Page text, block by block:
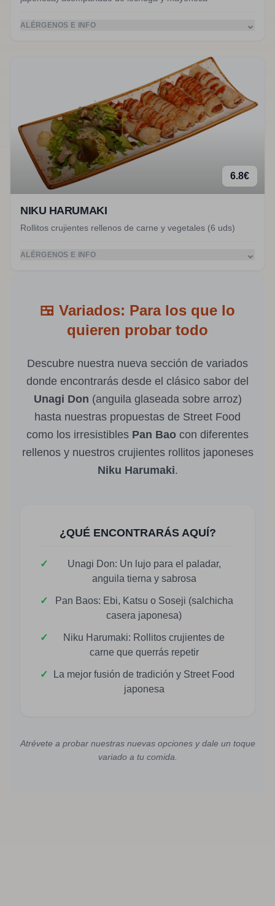
ALÉRGENOS E INFO ⌄
6.8€
NIKU HARUMAKI
Rollitos crujientes rellenos de carne y vegetales (6 uds)
ALÉRGENOS E INFO ⌄
🍱 Variados: Para los que lo
quieren probar todo
Descubre nuestra nueva sección de variados
donde encontrarás desde el clásico sabor del
Unagi Don (anguila glaseada sobre arroz)
hasta nuestras propuestas de Street Food
como los irresistibles Pan Bao con diferentes
rellenos y nuestros crujientes rollitos japoneses
Niku Harumaki.
¿QUÉ ENCONTRARÁS AQUÍ?
✓
Unagi Don: Un lujo para el paladar,
anguila tierna y sabrosa
✓
Pan Baos: Ebi, Katsu o Soseji (salchicha
casera japonesa)
✓
Niku Harumaki: Rollitos crujientes de
carne que querrás repetir
✓
La mejor fusión de tradición y Street Food
japonesa
Atrévete a probar nuestras nuevas opciones y dale un toque
variado a tu comida.